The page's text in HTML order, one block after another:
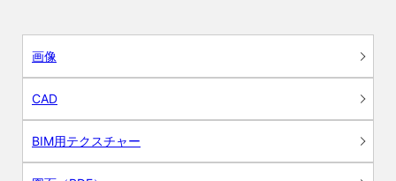
画像
CAD
BIM用テクスチャー